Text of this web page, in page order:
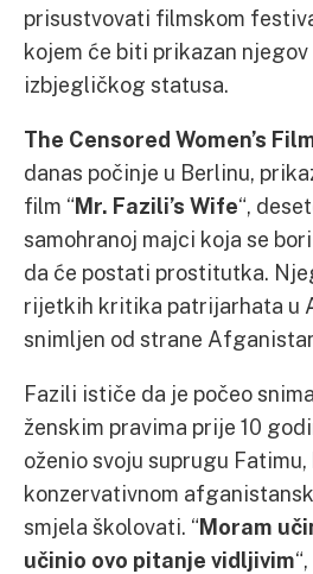
prisustvovati filmskom
kojem će biti prikazan
izbjegličkog statusa.
The Censored Women’s
danas počinje u Berlinu,
film “Mr. Fazili’s Wife“,
samohranoj majci koja se
da će postati prostitutka.
rijetkih kritika patrijarhata u
snimljen od strane
Fazili ističe da je počeo
ženskim pravima prije 10
oženio svoju suprugu Fatimu,
konzervativnom
smjela školovati. “Moram
učinio ovo pitanje vidljivim